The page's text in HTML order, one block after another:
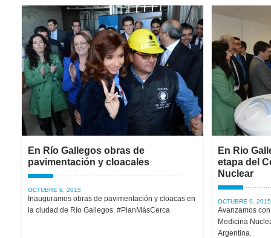
En Río Gallegos‬ obras de
pavimentación y cloacales
OCTUBRE 9, 2015
Inauguramos obras de pavimentación y cloacas en
la ciudad de Río Gallegos. #PlanMásCerca
En Rio
etapa del
Nuclear
OCTUBRE 9, 2015
Avanzamos
Medicina
Argentina.